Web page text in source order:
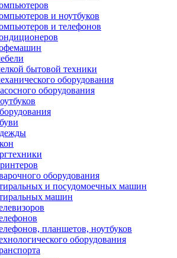
и ноутбуков
и телефонов
бытовой техники
оборудования
оборудования
оборудования
и посудомоечных машин
машин
планшетов, ноутбуков
оборудования